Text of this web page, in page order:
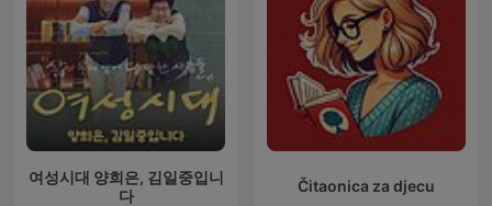
여성시대 양희은, 김일중입니
다
Čitaonica za djecu